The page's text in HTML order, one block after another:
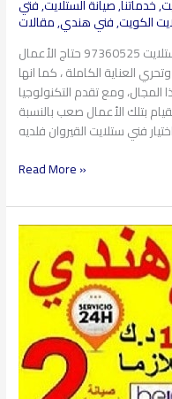
,خدماتنا,صيانة الستلايت,فتي
الكويت,فني هندي,مقالات
فني ستلايت القيروان تصليح وتركيب ستلايت 97360525 حتاج الأعمال
العناية الكاملة ، كما انها
ومع تقدم التكنولوجيا
بتلك الأعمال صعب بالنسبة
فني ستلايت القيروان فلديه
Read More »
فني
ستلايت
السلام
97360525